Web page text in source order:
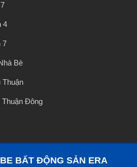
4
7
Bè
Thuận
Thuận Đông
BẤT ĐỘNG SẢN ERA